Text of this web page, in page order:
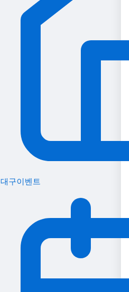
대구이벤트